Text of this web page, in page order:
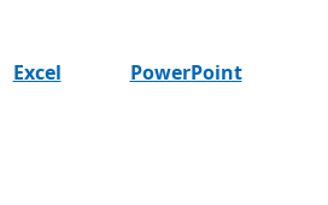
Excel PowerPoint